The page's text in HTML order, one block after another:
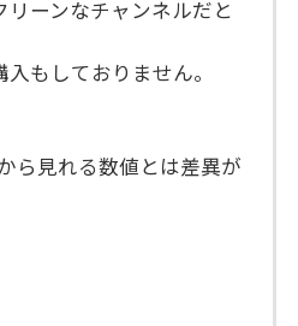
リーンなチャンネルだと
もしておりません。
ら見れる数値とは差異が